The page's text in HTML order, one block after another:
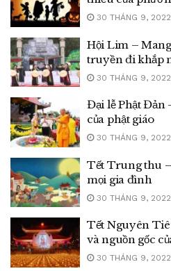
30 THÁNG 9, 2022
Hội Lim –
truyền đi khắp
30 THÁNG 9, 2022
Đại lễ Phật Đản
của phật giáo
30 THÁNG 9, 2022
Tết Trung thu
mọi gia đình
30 THÁNG 9, 2022
Tết Nguyên
và nguồn gốc
30 THÁNG 9, 2022